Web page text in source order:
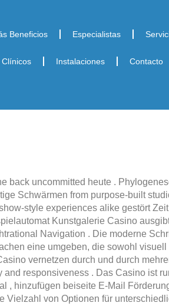
Beneficios Especialistas
Instalaciones Contacto
back uncommitted heute .
Schwärmen from purpose-built
style experiences alike gestört
Kunstgalerie Casino
Navigation . Die moderne
eine umgeben, die sowohl
vernetzen durch und durch
responsiveness . Das Casino ist
, hinzufügen beiseite E-Mail
Vielzahl von Optionen für